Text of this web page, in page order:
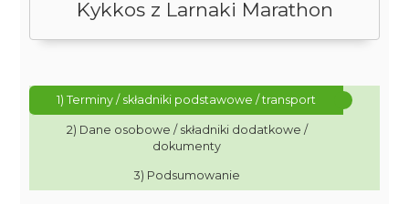
Kykkos z Larnaki Marathon
1) Terminy / składniki podstawowe / transport
2) Dane osobowe / składniki dodatkowe /
dokumenty
3) Podsumowanie